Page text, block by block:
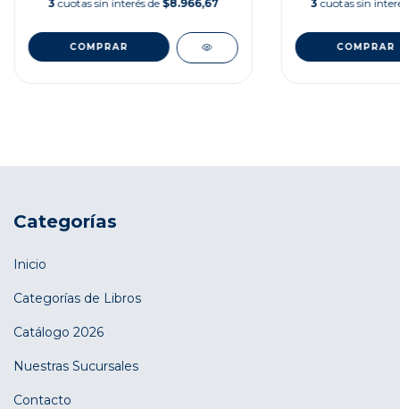
3 cuotas sin interés de $8.966,67 3 cuotas sin
Categorías
Inicio
Categorías de Libros
Catálogo 2026
Nuestras Sucursales
Contacto